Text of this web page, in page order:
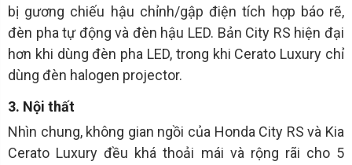
bị gương chiếu hậu chỉnh/gập điện tích hợp báo rẽ,
đèn pha tự động và đèn hậu LED. Bản City RS hiện đại
hơn khi dùng đèn pha LED, trong khi Cerato Luxury chỉ
dùng đèn halogen projector.
3. Nội thất
Nhìn chung, không gian ngồi của Honda City RS và Kia
Cerato Luxury đều khá thoải mái và rộng rãi cho 5